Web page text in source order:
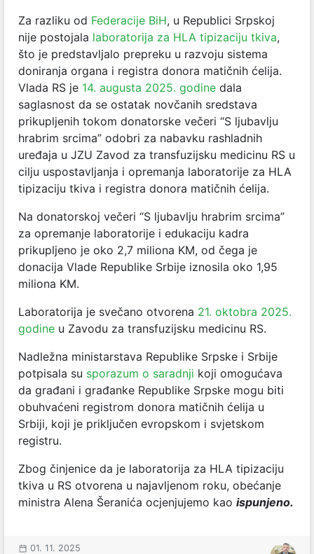
Za razliku od Federacije BiH, u Republici Srpskoj
nije postojala laboratorija za HLA tipizaciju tkiva,
što je predstavljalo prepreku u razvoju sistema
doniranja organa i registra donora matičnih ćelija.
Vlada RS je 14. augusta 2025. godine dala
saglasnost da se ostatak novčanih sredstava
prikupljenih tokom donatorske večeri “S ljubavlju
hrabrim srcima” odobri za nabavku rashladnih
uređaja u JZU Zavod za transfuzijsku medicinu RS u
cilju uspostavljanja i opremanja laboratorije za HLA
tipizaciju tkiva i registra donora matičnih ćelija.
Na donatorskoj večeri “S ljubavlju hrabrim srcima”
za opremanje laboratorije i edukaciju kadra
prikupljeno je oko 2,7 miliona KM, od čega je
donacija Vlade Republike Srbije iznosila oko 1,95
miliona KM.
Laboratorija je svečano otvorena 21. oktobra 2025.
godine u Zavodu za transfuzijsku medicinu RS.
Nadležna ministarstava Republike Srpske i Srbije
potpisala su sporazum o saradnji koji omogućava
da građani i građanke Republike Srpske mogu biti
obuhvaćeni registrom donora matičnih ćelija u
Srbiji, koji je priključen evropskom i svjetskom
registru.
Zbog činjenice da je laboratorija za HLA tipizaciju
tkiva u RS otvorena u najavljenom roku, obećanje
ministra Alena Šeranića ocjenjujemo kao ispunjeno.
01. 11. 2025